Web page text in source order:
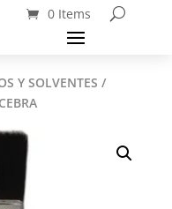
0 Items
Y SOLVENTES /